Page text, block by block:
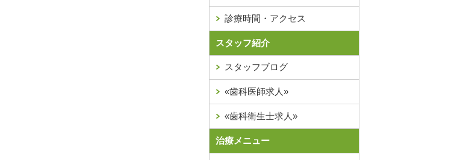
診療時間・アクセス
スタッフ紹介
スタッフブログ
«歯科医師求人»
«歯科衛生士求人»
治療メニュー